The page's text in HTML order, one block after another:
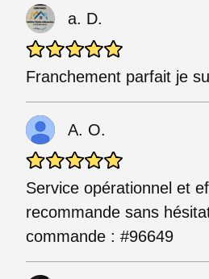
a. D.
Franchement parfait je
A. O.
Service opérationnel et
recommande sans
commande : #96649